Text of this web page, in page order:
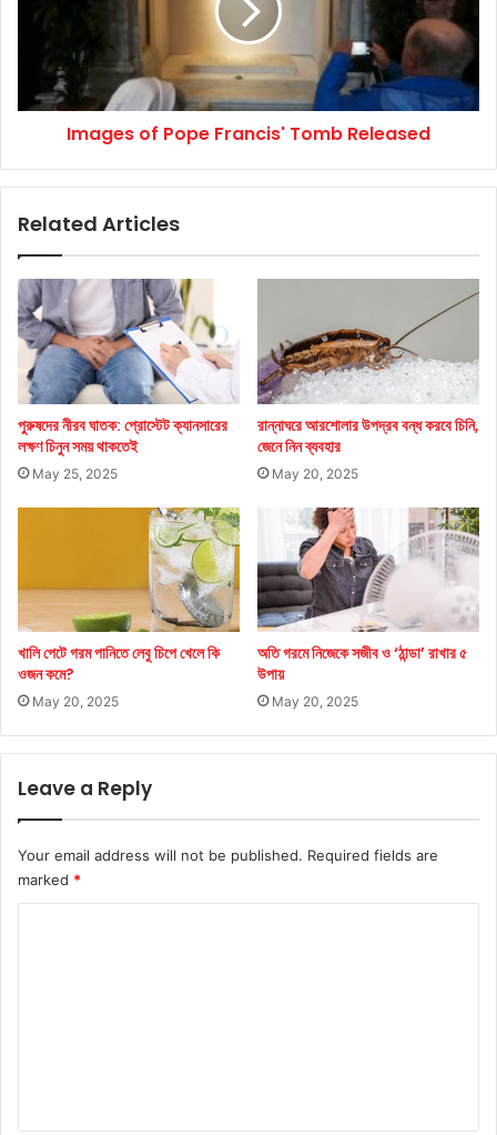
Tomb
Images of Pope Francis' Tomb Released
Related Articles
পুরুষদের নীরব ঘাতক: প্রোস্টেট ক্যানসারের
লক্ষণ চিনুন সময় থাকতেই
May 25, 2025
রান্নাঘরে আরশোলার উপদ্রব বন্ধ করবে চিনি,
জেনে নিন ব্যবহার
May 20, 2025
খালি পেটে গরম পানিতে লেবু চিপে খেলে কি
ওজন কমে?
May 20, 2025
অতি গরমে নিজেকে সজীব ও ‘ঠান্ডা’ রাখার ৫
উপায়
May 20, 2025
Leave a Reply
Your email address will not be published. Required fields are
marked *